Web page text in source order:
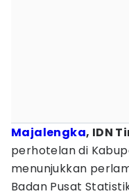
Majalengka, IDN
perhotelan di
menunjukkan
Badan Pusat